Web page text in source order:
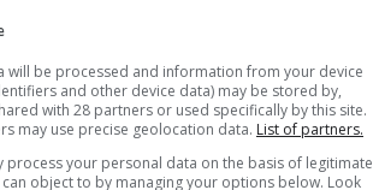
will be processed and information from your device
and other device data) may be stored by,
with 28 partners or used specifically by this site.
may use precise geolocation data. List of partners.
process your personal data on the basis of legitimate
object to by managing your options below. Look